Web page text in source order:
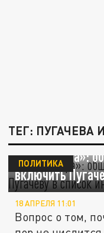
ТЕГ: ПУГАЧЕВА
«Давно пора»:
включить
ПОЛИТИКА
18 АПРЕЛЯ 11:01
Вопрос о том,